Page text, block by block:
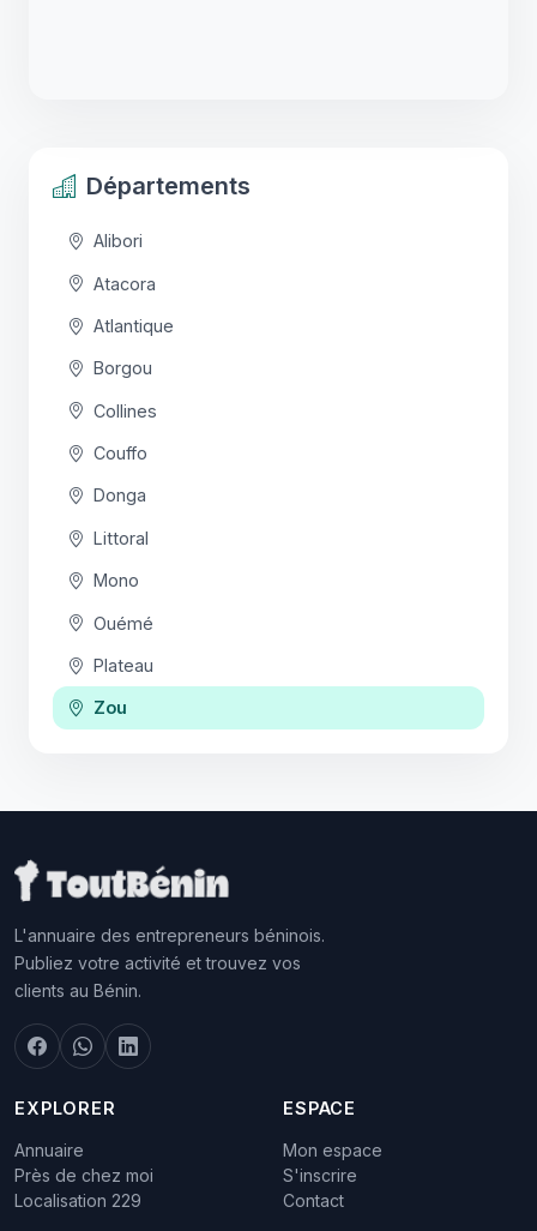
Départements
Alibori
Atacora
Atlantique
Borgou
Collines
Couffo
Donga
Littoral
Mono
Ouémé
Plateau
Zou
L'annuaire des entrepreneurs béninois.
Publiez votre activité et trouvez vos
clients au Bénin.
EXPLORER
Annuaire
Près de chez moi
Localisation 229
ESPACE
Mon espace
S'inscrire
Contact